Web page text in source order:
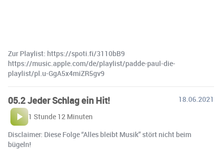
Zur Playlist: https://spoti.fi/3110bB9
https://music.apple.com/de/playlist/padde-paul-die-
playlist/pl.u-GgA5x4miZR5gv9
05.2 Jeder Schlag ein Hit!
18.06.2021
1 Stunde 12 Minuten
Disclaimer: Diese Folge “Alles bleibt Musik” stört nicht beim
bügeln!